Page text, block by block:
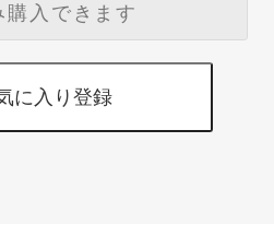
購入できます
に入り登録